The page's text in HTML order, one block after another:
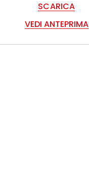
SCARICA
VEDI ANTEPRIMA